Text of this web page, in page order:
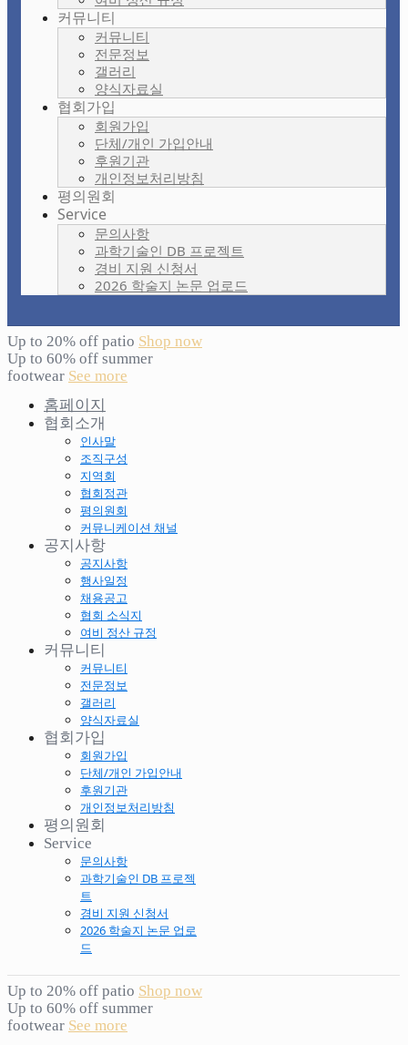
커뮤니티
커뮤니티
전문정보
갤러리
양식자료실
협회가입
회원가입
단체/개인 가입안내
후원기관
개인정보처리방침
평의원회
Service
문의사항
과학기술인 DB 프로젝트
경비 지원 신청서
2026 학술지 논문 업로드
Up to 20% off patio Shop now
Up to 60% off summer
footwear See more
홈페이지
협회소개
인사말
조직구성
지역회
협회정관
평의원회
커뮤니케이션 채널
공지사항
공지사항
행사일정
채용공고
협회 소식지
여비 정산 규정
커뮤니티
커뮤니티
전문정보
갤러리
양식자료실
협회가입
회원가입
단체/개인 가입안내
후원기관
개인정보처리방침
평의원회
Service
문의사항
과학기술인 DB 프로젝
트
경비 지원 신청서
2026 학술지 논문 업로
드
Up to 20% off patio Shop now
Up to 60% off summer
footwear See more